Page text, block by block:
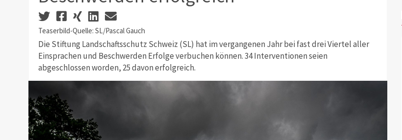
Teaserbild-Quelle: SL/Pascal Gauch
Die Stiftung Landschaftsschutz Schweiz (SL) hat im vergangenen Jahr bei fast drei Viertel aller
Einsprachen und Beschwerden Erfolge verbuchen können. 34 Interventionen seien
abgeschlossen worden, 25 davon erfolgreich.